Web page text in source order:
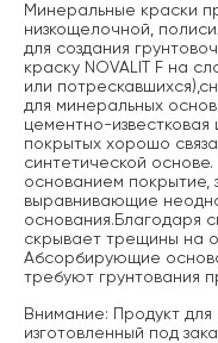
Минеральные краски
низкощелочной,
для создания
краску NOVALIT F на
или
для минеральных
цементно-известковая
покрытых хорошо
синтетической
основанием
выравнивающие
основания.Благодаря
скрывает трещины на
Абсорбирующие
требуют грунтования
Внимание: Продукт для
изготовленный под